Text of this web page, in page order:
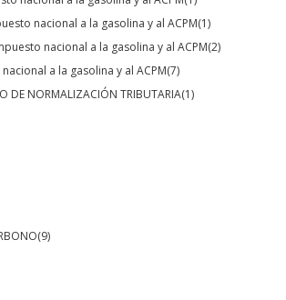
nacional a la gasolina y al ACPM(1)
nacional a la gasolina y al ACPM(2)
a la gasolina y al ACPM(7)
DE NORMALIZACIÓN TRIBUTARIA(1)
(9)